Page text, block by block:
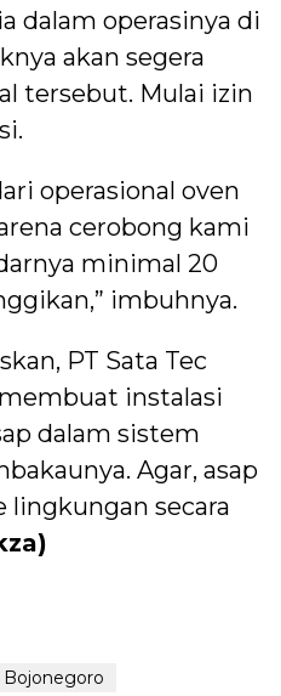
dalam operasinya di
akan segera
tersebut. Mulai izin
operasional oven
cerobong kami
minimal 20
imbuhnya.
PT Sata Tec
instalasi
dalam sistem
Agar, asap
secara
Bojonegoro